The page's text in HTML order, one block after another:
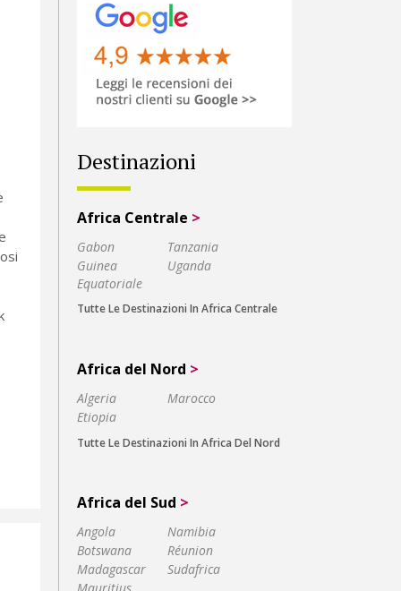
Destinazioni
Africa Centrale >
Gabon
Guinea
Equatoriale
Tanzania
Uganda
Tutte Le Destinazioni In Africa Centrale
Africa del Nord >
Algeria
Etiopia
Marocco
Tutte Le Destinazioni In Africa Del Nord
Africa del Sud >
Angola
Botswana
Madagascar
Namibia
Réunion
Sudafrica